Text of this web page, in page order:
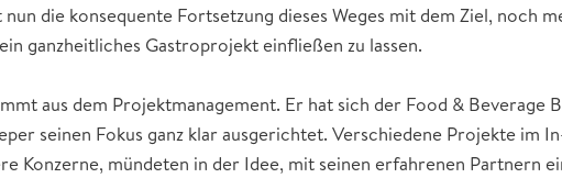
nun die konsequente Fortsetzung dieses Weges mit dem Ziel, noch
ganzheitliches Gastroprojekt einfließen zu lassen.
aus dem Projektmanagement. Er hat sich der Food & Beverage
seinen Fokus ganz klar ausgerichtet. Verschiedene Projekte im
Konzerne, mündeten in der Idee, mit seinen erfahrenen Partnern